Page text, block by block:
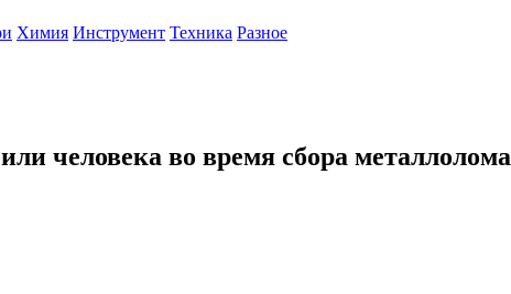
Химия Инструмент Техника Разное
человека во время сбора металлолома